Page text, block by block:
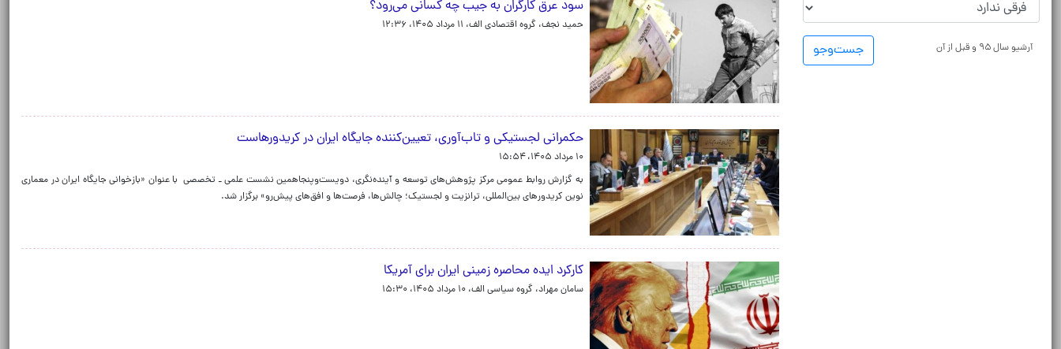
جست‌و‌جو آرشیو سال ۹۵ و قبل از آن
سود عرق کارگران به جیب چه کسانی می‌رود؟
حمید نجف، گروه اقتصادی الف، ۱۱ مرداد ۱۴۰۵، ۱۲:۳۶
حکمرانی لجستیکی و تاب‌آوری، تعیین‌کننده جایگاه ایران در کریدورهاست
۱۰ مرداد ۱۴۰۵، ۱۵:۵۴
به گزارش روابط عمومی مرکز پژوهش‌های توسعه و آینده‌نگری، دویست‌وپنجاهمین نشست علمی ـ تخصصی با عنوان «بازخوانی جایگاه ایران در معماری
نوین کریدورهای بین‌المللی، ترانزیت و لجستیک؛ چالش‌ها، فرصت‌ها و افق‌های پیش‌رو» برگزار شد.
کارکرد ایده محاصره زمینی ایران برای آمریکا
سامان مهراد، گروه سیاسی الف، ۱۰ مرداد ۱۴۰۵، ۱۵:۳۰